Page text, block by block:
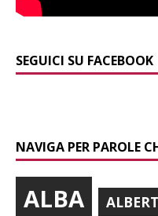
SEGUICI SU FACEBOOK
NAVIGA PER PAROLE
ALBA